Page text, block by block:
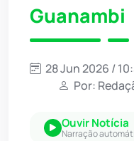
Guanambi
28 Jun 2026 /
Por:
Ouvir Notícia
Narração